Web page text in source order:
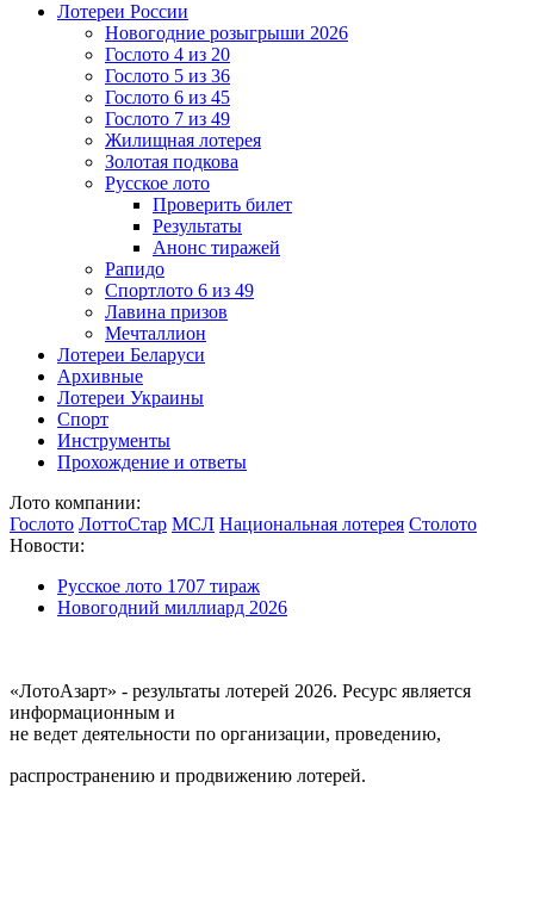
Лотереи России
Новогодние розыгрыши 2026
Гослото 4 из 20
Гослото 5 из 36
Гослото 6 из 45
Гослото 7 из 49
Жилищная лотерея
Золотая подкова
Русское лото
Проверить билет
Результаты
Анонс тиражей
Рапидо
Спортлото 6 из 49
Лавина призов
Мечталлион
Лотереи Беларуси
Архивные
Лотереи Украины
Спорт
Инструменты
Прохождение и ответы
Лото компании:
Гослото ЛоттоСтар МСЛ Национальная лотерея Столото
Новости:
Русское лото 1707 тираж
Новогодний миллиард 2026
«ЛотоАзарт» - результаты лотерей 2026. Ресурс является
информационным и
не ведет деятельности по организации, проведению,
распространению и продвижению лотерей.